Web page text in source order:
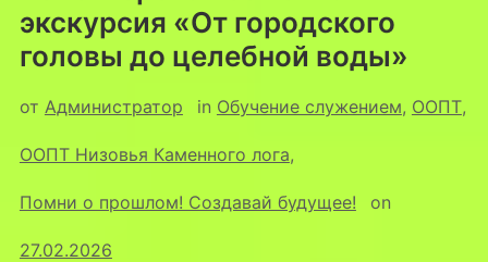
экскурсия «От городского
головы до целебной воды»
от Администратор in Обучение служением, ООПТ,
ООПТ Низовья Каменного лога,
Помни о прошлом! Создавай будущее! on
27.02.2026